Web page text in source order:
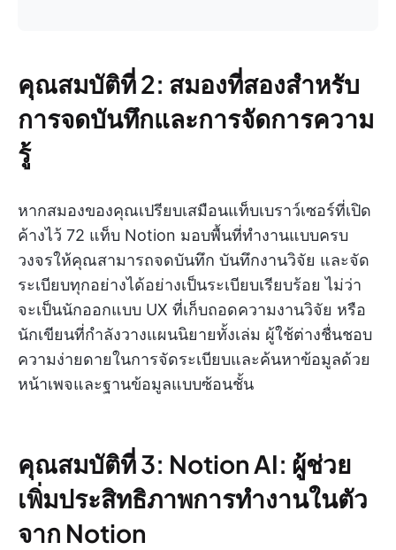
คุณสมบัติที่ 2: สมองที่สองสำหรับ
การจดบันทึกและการจัดการความ
รู้
หากสมองของคุณเปรียบเสมือนแท็บเบราว์เซอร์ที่เปิด
ค้างไว้ 72 แท็บ Notion มอบพื้นที่ทำงานแบบครบ
วงจรให้คุณสามารถจดบันทึก บันทึกงานวิจัย และจัด
ระเบียบทุกอย่างได้อย่างเป็นระเบียบเรียบร้อย ไม่ว่า
จะเป็นนักออกแบบ UX ที่เก็บถอดความงานวิจัย หรือ
นักเขียนที่กำลังวางแผนนิยายทั้งเล่ม ผู้ใช้ต่างชื่นชอบ
ความง่ายดายในการจัดระเบียบและค้นหาข้อมูลด้วย
หน้าเพจและฐานข้อมูลแบบซ้อนชั้น
คุณสมบัติที่ 3: Notion AI: ผู้ช่วย
เพิ่มประสิทธิภาพการทำงานในตัว
จาก Notion